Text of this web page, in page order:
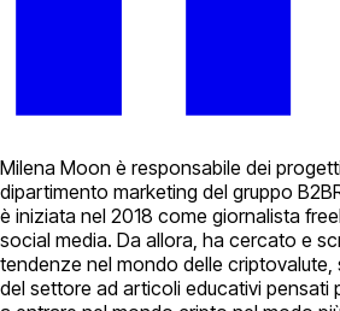
Milena Moon è responsabile dei
dipartimento marketing del gruppo
è iniziata nel 2018 come giornalista
social media. Da allora, ha cercato e
tendenze nel mondo delle
del settore ad articoli educativi pensati